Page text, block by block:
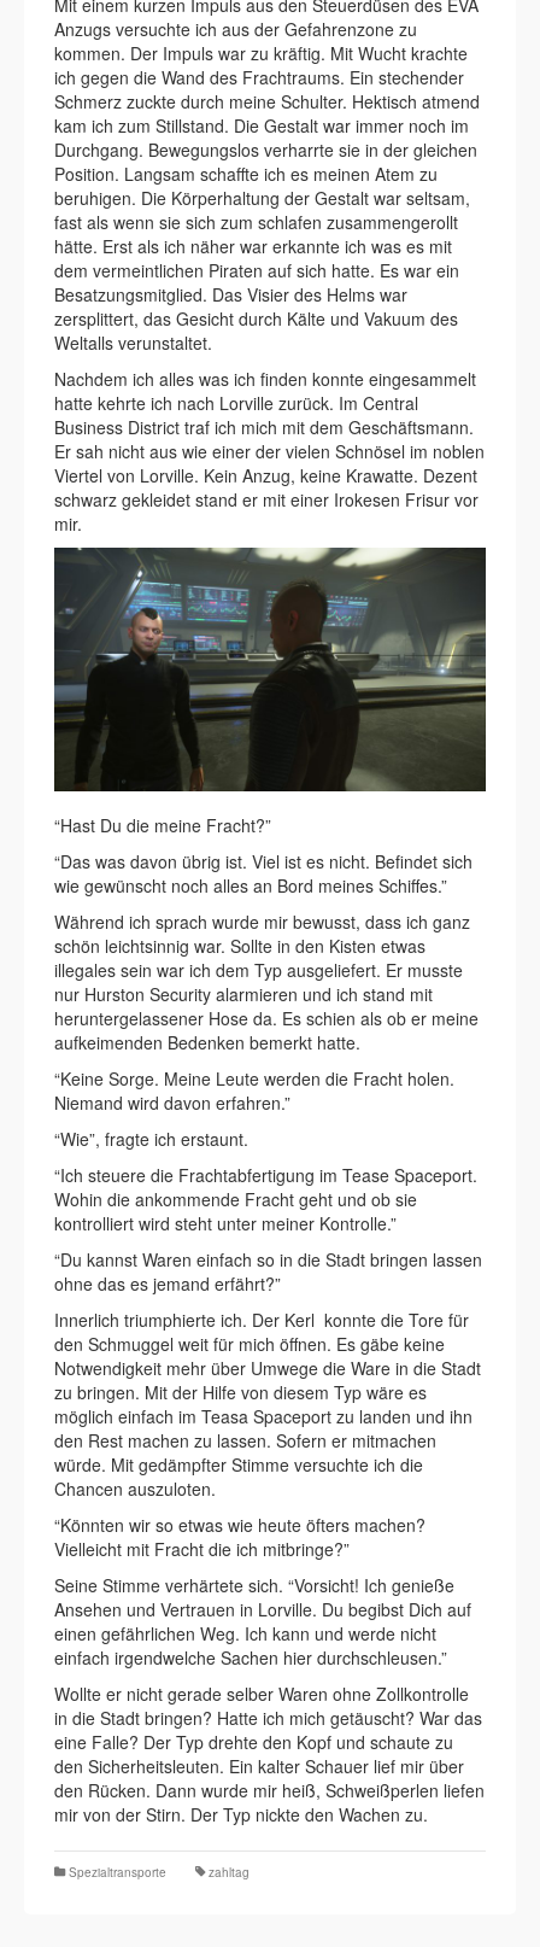
Mit einem kurzen Impuls aus den Steuerdüsen des EVA
Anzugs versuchte ich aus der Gefahrenzone zu
kommen. Der Impuls war zu kräftig. Mit Wucht krachte
ich gegen die Wand des Frachtraums. Ein stechender
Schmerz zuckte durch meine Schulter. Hektisch atmend
kam ich zum Stillstand. Die Gestalt war immer noch im
Durchgang. Bewegungslos verharrte sie in der gleichen
Position. Langsam schaffte ich es meinen Atem zu
beruhigen. Die Körperhaltung der Gestalt war seltsam,
fast als wenn sie sich zum schlafen zusammengerollt
hätte. Erst als ich näher war erkannte ich was es mit
dem vermeintlichen Piraten auf sich hatte. Es war ein
Besatzungsmitglied. Das Visier des Helms war
zersplittert, das Gesicht durch Kälte und Vakuum des
Weltalls verunstaltet.
Nachdem ich alles was ich finden konnte eingesammelt
hatte kehrte ich nach Lorville zurück. Im Central
Business District traf ich mich mit dem Geschäftsmann.
Er sah nicht aus wie einer der vielen Schnösel im noblen
Viertel von Lorville. Kein Anzug, keine Krawatte. Dezent
schwarz gekleidet stand er mit einer Irokesen Frisur vor
mir.
“Hast Du die meine Fracht?”
“Das was davon übrig ist. Viel ist es nicht. Befindet sich
wie gewünscht noch alles an Bord meines Schiffes.”
Während ich sprach wurde mir bewusst, dass ich ganz
schön leichtsinnig war. Sollte in den Kisten etwas
illegales sein war ich dem Typ ausgeliefert. Er musste
nur Hurston Security alarmieren und ich stand mit
heruntergelassener Hose da. Es schien als ob er meine
aufkeimenden Bedenken bemerkt hatte.
“Keine Sorge. Meine Leute werden die Fracht holen.
Niemand wird davon erfahren.”
“Wie”, fragte ich erstaunt.
“Ich steuere die Frachtabfertigung im Tease Spaceport.
Wohin die ankommende Fracht geht und ob sie
kontrolliert wird steht unter meiner Kontrolle.”
“Du kannst Waren einfach so in die Stadt bringen lassen
ohne das es jemand erfährt?”
Innerlich triumphierte ich. Der Kerl konnte die Tore für
den Schmuggel weit für mich öffnen. Es gäbe keine
Notwendigkeit mehr über Umwege die Ware in die Stadt
zu bringen. Mit der Hilfe von diesem Typ wäre es
möglich einfach im Teasa Spaceport zu landen und ihn
den Rest machen zu lassen. Sofern er mitmachen
würde. Mit gedämpfter Stimme versuchte ich die
Chancen auszuloten.
“Könnten wir so etwas wie heute öfters machen?
Vielleicht mit Fracht die ich mitbringe?”
Seine Stimme verhärtete sich. “Vorsicht! Ich genieße
Ansehen und Vertrauen in Lorville. Du begibst Dich auf
einen gefährlichen Weg. Ich kann und werde nicht
einfach irgendwelche Sachen hier durchschleusen.”
Wollte er nicht gerade selber Waren ohne Zollkontrolle
in die Stadt bringen? Hatte ich mich getäuscht? War das
eine Falle? Der Typ drehte den Kopf und schaute zu
den Sicherheitsleuten. Ein kalter Schauer lief mir über
den Rücken. Dann wurde mir heiß, Schweißperlen liefen
mir von der Stirn. Der Typ nickte den Wachen zu.
Spezialtransporte zahltag